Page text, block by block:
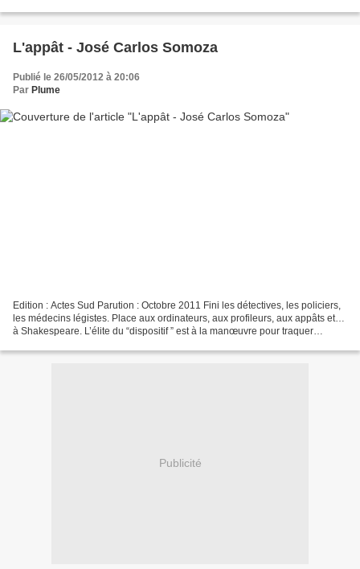
L'appât - José Carlos Somoza
Publié le 26/05/2012 à 20:06
Par Plume
Edition : Actes Sud Parution : Octobre 2011 Fini les détectives, les policiers,
les médecins légistes. Place aux ordinateurs, aux profileurs, aux appâts et…
à Shakespeare. L’élite du “dispositif ” est à la manœuvre pour traquer
Publicité